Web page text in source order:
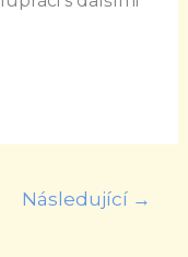
Následující →